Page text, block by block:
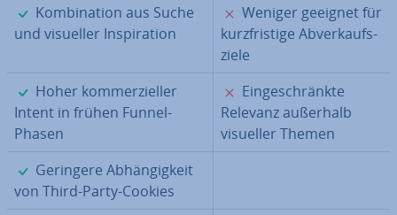
✓
Kom­bi­na­ti­on aus Suche
und visueller In­spi­ra­ti­on
✗
Weniger geeignet für
kurz­fris­ti­ge Ab­ver­kaufs­
zie­le
✓
Hoher kom­mer­zi­el­ler
Intent in frühen Funnel-
Phasen
✗
Ein­ge­schränk­te
Relevanz außerhalb
visueller Themen
✓
Geringere Ab­hän­gig­keit
von Third-Party-Cookies